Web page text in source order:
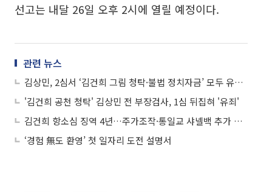
선고는 내달 26일 오후 2시에 열릴 예정이다.
관련 뉴스
김상민, 2심서 ‘김건희 그림 청탁·불법 정치자금’ 모두 유죄로…징역형 집유
'김건희 공천 청탁' 김상민 전 부장검사, 1심 뒤집혀 '유죄'
김건희 항소심 징역 4년…주가조작·통일교 샤넬백 추가 유죄 인정
‘경험 無도 환영’ 첫 일자리 도전 설명서